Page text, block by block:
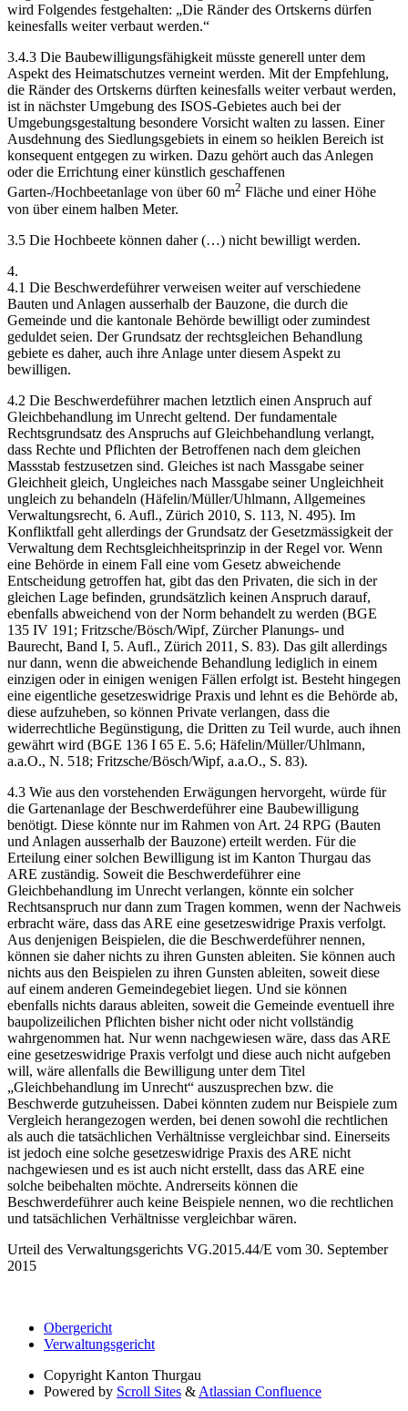
wird Folgendes festgehalten: „Die Ränder des Ortskerns dürfen
keinesfalls weiter verbaut werden.“
3.4.3 Die Baubewilligungsfähigkeit müsste generell unter dem
Aspekt des Heimatschutzes verneint werden. Mit der Empfehlung,
die Ränder des Ortskerns dürften keinesfalls weiter verbaut werden,
ist in nächster Umgebung des ISOS-Gebietes auch bei der
Umgebungsgestaltung besondere Vorsicht walten zu lassen. Einer
Ausdehnung des Siedlungsgebiets in einem so heiklen Bereich ist
konsequent entgegen zu wirken. Dazu gehört auch das Anlegen
oder die Errichtung einer künstlich geschaffenen
Garten-/Hochbeetanlage von über 60 m2 Fläche und einer Höhe
von über einem halben Meter.
3.5 Die Hochbeete können daher (…) nicht bewilligt werden.
4.
4.1 Die Beschwerdeführer verweisen weiter auf verschiedene
Bauten und Anlagen ausserhalb der Bauzone, die durch die
Gemeinde und die kantonale Behörde bewilligt oder zumindest
geduldet seien. Der Grundsatz der rechtsgleichen Behandlung
gebiete es daher, auch ihre Anlage unter diesem Aspekt zu
bewilligen.
4.2 Die Beschwerdeführer machen letztlich einen Anspruch auf
Gleichbehandlung im Unrecht geltend. Der fundamentale
Rechtsgrundsatz des Anspruchs auf Gleichbehandlung verlangt,
dass Rechte und Pflichten der Betroffenen nach dem gleichen
Massstab festzusetzen sind. Gleiches ist nach Massgabe seiner
Gleichheit gleich, Ungleiches nach Massgabe seiner Ungleichheit
ungleich zu behandeln (Häfelin/Müller/Uhlmann, Allgemeines
Verwaltungsrecht, 6. Aufl., Zürich 2010, S. 113, N. 495). Im
Konfliktfall geht allerdings der Grundsatz der Gesetzmässigkeit der
Verwaltung dem Rechtsgleichheitsprinzip in der Regel vor. Wenn
eine Behörde in einem Fall eine vom Gesetz abweichende
Entscheidung getroffen hat, gibt das den Privaten, die sich in der
gleichen Lage befinden, grundsätzlich keinen Anspruch darauf,
ebenfalls abweichend von der Norm behandelt zu werden (BGE
135 IV 191; Fritzsche/Bösch/Wipf, Zürcher Planungs- und
Baurecht, Band I, 5. Aufl., Zürich 2011, S. 83). Das gilt allerdings
nur dann, wenn die abweichende Behandlung lediglich in einem
einzigen oder in einigen wenigen Fällen erfolgt ist. Besteht hingegen
eine eigentliche gesetzeswidrige Praxis und lehnt es die Behörde ab,
diese aufzuheben, so können Private verlangen, dass die
widerrechtliche Begünstigung, die Dritten zu Teil wurde, auch ihnen
gewährt wird (BGE 136 I 65 E. 5.6; Häfelin/Müller/Uhlmann,
a.a.O., N. 518; Fritzsche/Bösch/Wipf, a.a.O., S. 83).
4.3 Wie aus den vorstehenden Erwägungen hervorgeht, würde für
die Gartenanlage der Beschwerdeführer eine Baubewilligung
benötigt. Diese könnte nur im Rahmen von Art. 24 RPG (Bauten
und Anlagen ausserhalb der Bauzone) erteilt werden. Für die
Erteilung einer solchen Bewilligung ist im Kanton Thurgau das
ARE zuständig. Soweit die Beschwerdeführer eine
Gleichbehandlung im Unrecht verlangen, könnte ein solcher
Rechtsanspruch nur dann zum Tragen kommen, wenn der Nachweis
erbracht wäre, dass das ARE eine gesetzeswidrige Praxis verfolgt.
Aus denjenigen Beispielen, die die Beschwerdeführer nennen,
können sie daher nichts zu ihren Gunsten ableiten. Sie können auch
nichts aus den Beispielen zu ihren Gunsten ableiten, soweit diese
auf einem anderen Gemeindegebiet liegen. Und sie können
ebenfalls nichts daraus ableiten, soweit die Gemeinde eventuell ihre
baupolizeilichen Pflichten bisher nicht oder nicht vollständig
wahrgenommen hat. Nur wenn nachgewiesen wäre, dass das ARE
eine gesetzeswidrige Praxis verfolgt und diese auch nicht aufgeben
will, wäre allenfalls die Bewilligung unter dem Titel
„Gleichbehandlung im Unrecht“ auszusprechen bzw. die
Beschwerde gutzuheissen. Dabei könnten zudem nur Beispiele zum
Vergleich herangezogen werden, bei denen sowohl die rechtlichen
als auch die tatsächlichen Verhältnisse vergleichbar sind. Einerseits
ist jedoch eine solche gesetzeswidrige Praxis des ARE nicht
nachgewiesen und es ist auch nicht erstellt, dass das ARE eine
solche beibehalten möchte. Andrerseits können die
Beschwerdeführer auch keine Beispiele nennen, wo die rechtlichen
und tatsächlichen Verhältnisse vergleichbar wären.
Urteil des Verwaltungsgerichts VG.2015.44/E vom 30. September
2015
Obergericht
Verwaltungsgericht
Copyright Kanton Thurgau
Powered by Scroll Sites & Atlassian Confluence